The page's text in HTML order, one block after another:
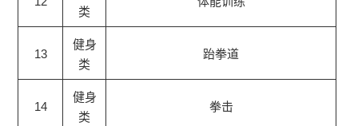
类
13
健身
类
跆拳道
14
健身
类
拳击